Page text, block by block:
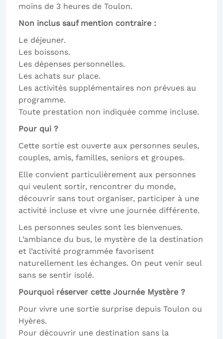
moins de 3 heures de Toulon.
Non inclus sauf mention contraire :
Le déjeuner.
Les boissons.
Les dépenses personnelles.
Les achats sur place.
Les activités supplémentaires non prévues au
programme.
Toute prestation non indiquée comme incluse.
Pour qui ?
Cette sortie est ouverte aux personnes seules,
couples, amis, familles, seniors et groupes.
Elle convient particulièrement aux personnes
qui veulent sortir, rencontrer du monde,
découvrir sans tout organiser, participer à une
activité incluse et vivre une journée différente.
Les personnes seules sont les bienvenues.
L’ambiance du bus, le mystère de la destination
et l’activité programmée favorisent
naturellement les échanges. On peut venir seul
sans se sentir isolé.
Pourquoi réserver cette Journée Mystère ?
Pour vivre une sortie surprise depuis Toulon ou
Hyères.
Pour découvrir une destination sans la